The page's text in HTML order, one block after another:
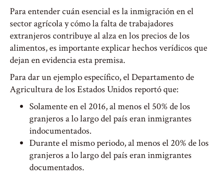
Para entender cuán esencial es la inmigración en el
sector agrícola y cómo la falta de trabajadores
extranjeros contribuye al alza en los precios de los
alimentos, es importante explicar hechos verídicos que
dejan en evidencia esta premisa.
Para dar un ejemplo específico, el Departamento de
Agricultura de los Estados Unidos reportó que:
Solamente en el 2016, al menos el 50% de los
granjeros a lo largo del país eran inmigrantes
indocumentados.
Durante el mismo periodo, al menos el 20% de los
granjeros a lo largo del país eran inmigrantes
documentados.